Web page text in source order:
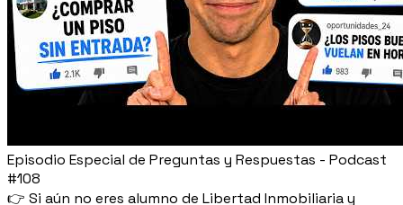
Episodio Especial de Preguntas y Respuestas - Podcast
#108
👉 Si aún no eres alumno de Libertad Inmobiliaria y